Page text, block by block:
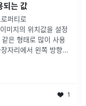
는 값
퍼티로
지의 위치값을 설정
은 형태로 많이 사용
자리에서 왼쪽 방향...
1